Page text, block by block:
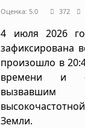
Оценка: 5.0 372
4 июля 2026
зафиксирована
произошло в
времени и
вызвавшим
Земли.